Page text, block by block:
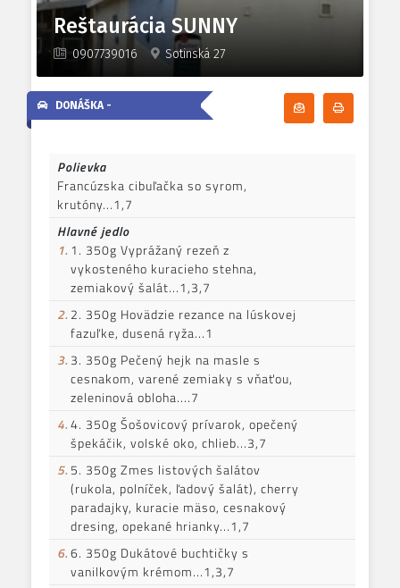
Reštaurácia SUNNY
0907739016 Sotinská 27
Odoberať
DONÁŠKA -
Polievka
Francúzska cibuľačka so syrom,
krutóny...1,7
Hlavné jedlo
1. 1. 350g Vyprážaný rezeň z
vykosteného kuracieho stehna,
zemiakový šalát...1,3,7
2. 2. 350g Hovädzie rezance na lúskovej
fazuľke, dusená ryža...1
3. 3. 350g Pečený hejk na masle s
cesnakom, varené zemiaky s vňaťou,
zeleninová obloha....7
4.4. 350g Šošovicový prívarok, opečený
špekáčik, volské oko, chlieb...3,7
5. 5. 350g Zmes listových šalátov
(rukola, polníček, ľadový šalát), cherry
paradajky, kuracie mäso, cesnakový
dresing, opekané hrianky...1,7
6.6. 350g Dukátové buchtičky s
vanilkovým krémom...1,3,7